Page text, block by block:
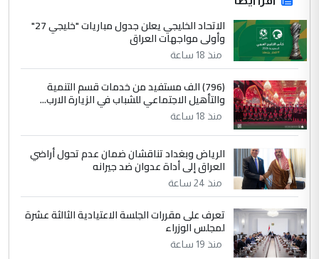
الاتحاد الخليجي يعلن جدول مباريات "خليجي 27"
وأولى مواجهات العراق
منذ 18 ساعة
(796) الف مستفيد من خدمات قسم التنمية
والتأهيل الاجتماعي للشباب في الزيارة الارب...
منذ 18 ساعة
الرياض وبغداد تناقشان ضمان عدم تحول أراضي
العراق إلى أداة عدوان ضد جيرانه
منذ 24 ساعة
تعرف على مقررات الجلسة الاعتيادية الثالثة عشرة
لمجلس الوزراء
منذ 19 ساعة